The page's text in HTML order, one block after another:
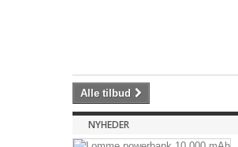
Alle tilbud
NYHEDER